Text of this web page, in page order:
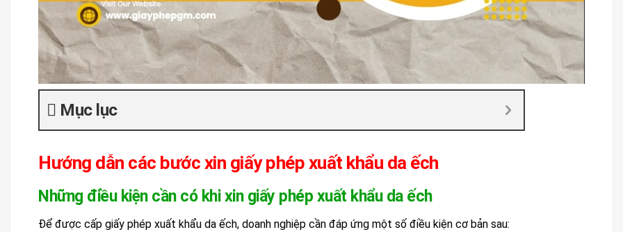
Mục lục
Hướng dẫn các bước xin giấy phép xuất khẩu da ếch
Những điều kiện cần có khi xin giấy phép xuất khẩu da ếch
Để được cấp giấy phép xuất khẩu da ếch, doanh nghiệp cần đáp ứng một số điều kiện cơ bản sau: